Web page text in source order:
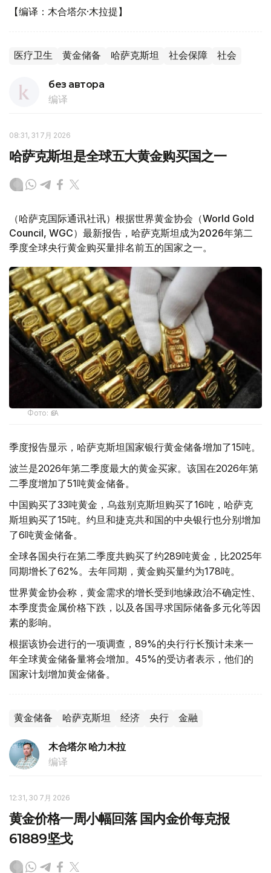
【编译：木合塔尔·木拉提】
医疗卫生 黄金储备 哈萨克斯坦 社会保障 社会
без автора
编译
08:31, 31 7月 2026
哈萨克斯坦是全球五大黄金购买国之一
（哈萨克国际通讯社讯）根据世界黄金协会（World Gold
Council, WGC）最新报告，哈萨克斯坦成为2026年第二
季度全球央行黄金购买量排名前五的国家之一。
Фото: ӨзА
季度报告显示，哈萨克斯坦国家银行黄金储备增加了15吨。
波兰是2026年第二季度最大的黄金买家。该国在2026年第
二季度增加了51吨黄金储备。
中国购买了33吨黄金，乌兹别克斯坦购买了16吨，哈萨克
斯坦购买了15吨。约旦和捷克共和国的中央银行也分别增加
了6吨黄金储备。
全球各国央行在第二季度共购买了约289吨黄金，比2025年
同期增长了62%。去年同期，黄金购买量约为178吨。
世界黄金协会称，黄金需求的增长受到地缘政治不确定性、
本季度贵金属价格下跌，以及各国寻求国际储备多元化等因
素的影响。
根据该协会进行的一项调查，89%的央行行长预计未来一
年全球黄金储备量将会增加。45%的受访者表示，他们的
国家计划增加黄金储备。
黄金储备 哈萨克斯坦 经济 央行 金融
木合塔尔 哈力木拉
编译
12:31, 30 7月 2026
黄金价格一周小幅回落 国内金价每克报
61889坚戈